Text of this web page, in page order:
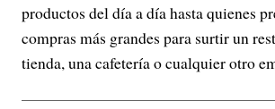
productos del día a día hasta quienes
compras más grandes para surtir un
tienda, una cafetería o cualquier otro